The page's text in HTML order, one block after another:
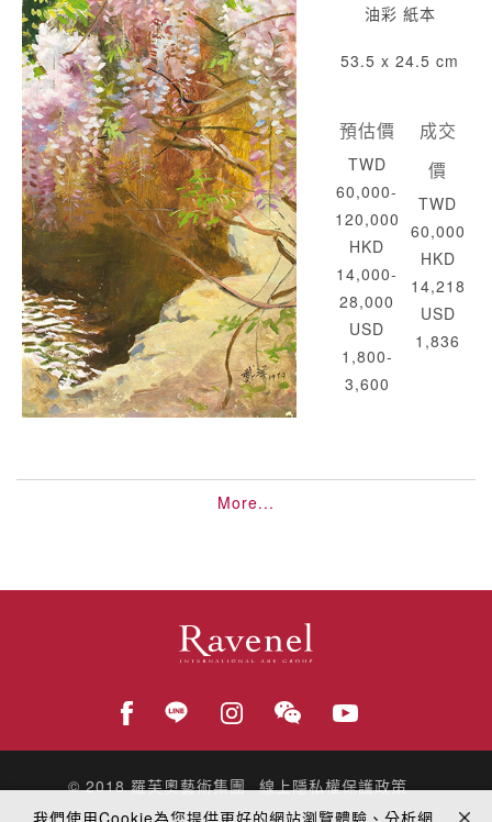
油彩 紙本
53.5 x 24.5 cm
預估價
TWD
60,000-
120,000
HKD
14,000-
28,000
USD
1,800-
3,600
成交
價
TWD
60,000
HKD
14,218
USD
1,836
More...
© 2018羅芙奧藝術集團 線上隱私權保護政策
我們使用Cookie為您提供更好的網站瀏覽體驗、分析網